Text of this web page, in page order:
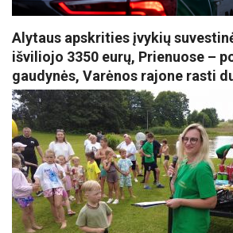
Alytaus apskrities įvykių
išviliojo 3350 eurų, Prienuose –
gaudynės, Varėnos rajone rasti